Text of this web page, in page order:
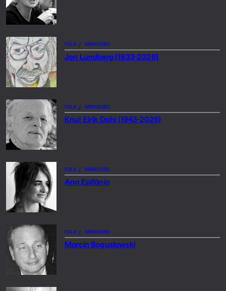
FOLK / MINNEORD
Jon Lundberg (1933-2026)
FOLK / MINNEORD
Knut Eirik Dahl (1943-2026)
FOLK / MINNEORD
Ana Epifânio
FOLK / MINNEORD
Marcin Boguslawski